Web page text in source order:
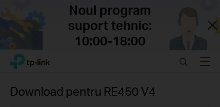
Close
Click
navigation
TP-Link, Reliably Smart SearchMenu
Download pentru RE450 V4